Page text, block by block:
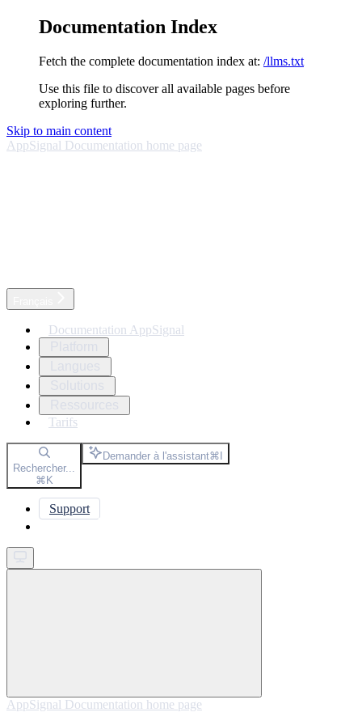
Documentation Index
Fetch the complete documentation index at: /llms.txt
Use this file to discover all available pages before
exploring further.
Skip to main content
AppSignal Documentation home page
Documentation AppSignal
Tarifs
Rechercher...
⌘K
Demander à l'assistant⌘I
Support
AppSignal Documentation home page